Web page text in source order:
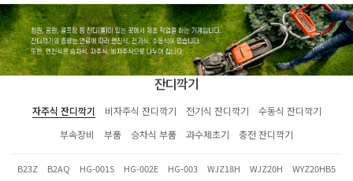
잔디깍기
자주식 잔디깍기 비자주식 잔디깍기 전기식 잔디깍기
수동식 잔디깍기
부속장비
부품 승차식 부품 과수제초기 충전 잔디깍기
B23Z B2AQ HG-001S HG-002E HG-003 WJZ18H WJZ20H
WYZ20HB5